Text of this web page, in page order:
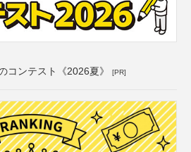
コンテスト《2026夏》 [PR]